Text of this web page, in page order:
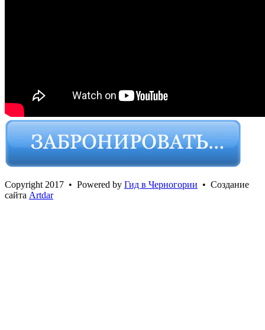
Сopyright 2017 • Powered by Гид в Черногории • Создание
сайта Artdar